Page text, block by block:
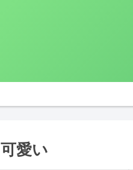
可愛い